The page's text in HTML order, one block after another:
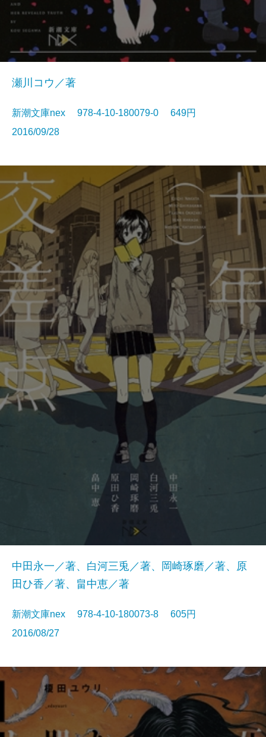
瀬川コウ／著
新潮文庫nex 978-4-10-180079-0 649円
2016/09/28
中田永一／著、白河三兎／著、岡崎琢磨／著、原
田ひ香／著、畠中恵／著
新潮文庫nex 978-4-10-180073-8 605円
2016/08/27